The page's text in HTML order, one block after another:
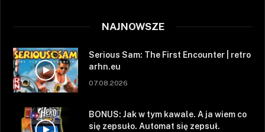
NAJNOWSZE
Serious Sam: The First Encounter | retro
arhn.eu
07.08.2026
BONUS: Jak w tym kawale. A ja wiem co
się zepsuło. Automat się zepsuł.